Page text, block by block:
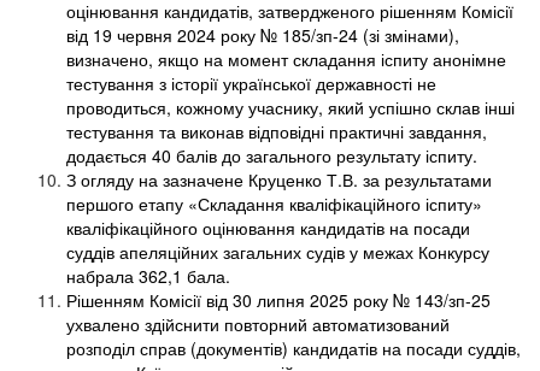
оцінювання кандидатів, затвердженого рішенням Комісії
від 19 червня 2024 року № 185/зп-24 (зі змінами),
визначено, якщо на момент складання іспиту анонімне
тестування з історії української державності не
проводиться, кожному учаснику, який успішно склав інші
тестування та виконав відповідні практичні завдання,
додається 40 балів до загального результату іспиту.
З огляду на зазначене Круценко Т.В. за результатами
першого етапу «Складання кваліфікаційного іспиту»
кваліфікаційного оцінювання кандидатів на посади
суддів апеляційних загальних судів у межах Конкурсу
набрала 362,1 бала.
Рішенням Комісії від 30 липня 2025 року № 143/зп-25
ухвалено здійснити повторний автоматизований
розподіл справ (документів) кандидатів на посади суддів,